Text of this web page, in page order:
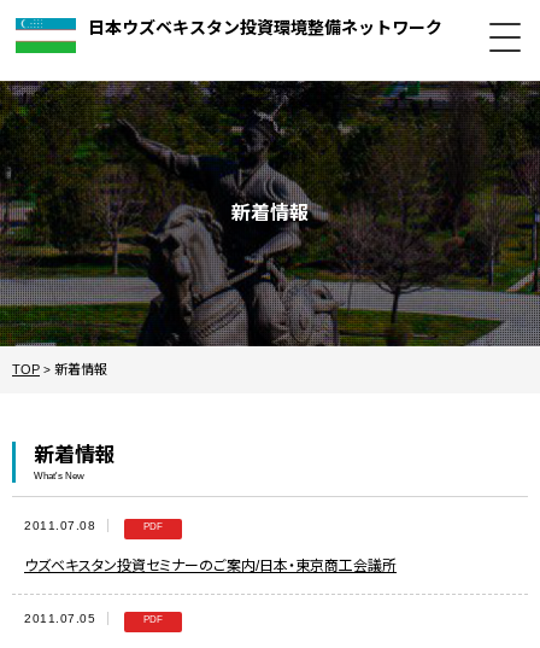
日本ウズベキスタン投資環境整備ネットワーク
新着情報
TOP > 新着情報
新着情報
What's New
2011.07.08
ウズベキスタン投資セミナーのご案内/日本・東京商工会議所
2011.07.05